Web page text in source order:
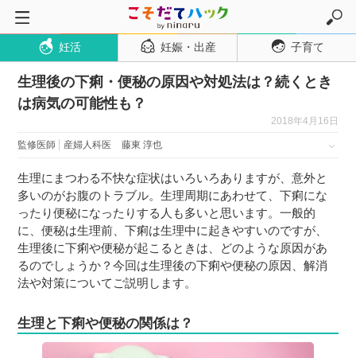
トップページ
妊活
妊娠・出産
妊娠中期
妊娠後期
出産
子育て・育児
１歳児
妊活 妊娠・出産 子育て
生理後の下痢・便秘の原因や対処法は？続くとき
は病気の可能性も？
2018年4月16日
監修医師 産婦人科医 藤東 淳也
生理にまつわる不快な症状はいろいろありますが、意外と
多いのがお腹のトラブル。生理周期にあわせて、下痢にな
ったり便秘になったりする人も多いと思います。一般的
に、便秘は生理前、下痢は生理中に起きやすいのですが、
生理後に下痢や便秘が起こるときは、どのような原因があ
るのでしょうか？今回は生理後の下痢や便秘の原因、解消
法や対策についてご説明します。
生理と下痢や便秘の関係は？